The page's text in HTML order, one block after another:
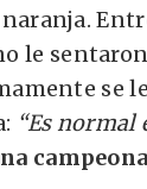
le
se
“Es normal